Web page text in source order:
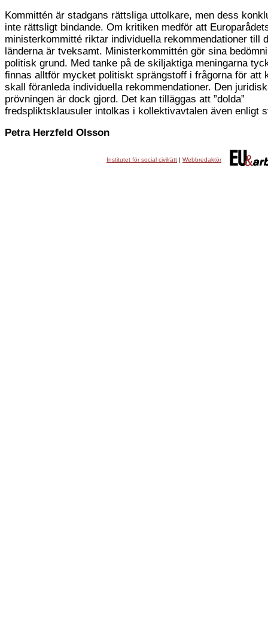
Kommittén är stadgans rättsliga uttolkare, men dess
inte rättsligt bindande. Om kritiken medför att
ministerkommitté riktar individuella rekommendationer till
länderna är tveksamt. Ministerkommittén gör sina
politisk grund. Med tanke på de skiljaktiga meningarna
finnas alltför mycket politiskt sprängstoff i frågorna för att
skall föranleda individuella rekommendationer. Den
prövningen är dock gjord. Det kan tilläggas att ”dolda”
fredspliktsklausuler intolkas i kollektivavtalen även enligt
Petra Herzfeld Olsson
Institutet för social civilrätt | Webbredaktör